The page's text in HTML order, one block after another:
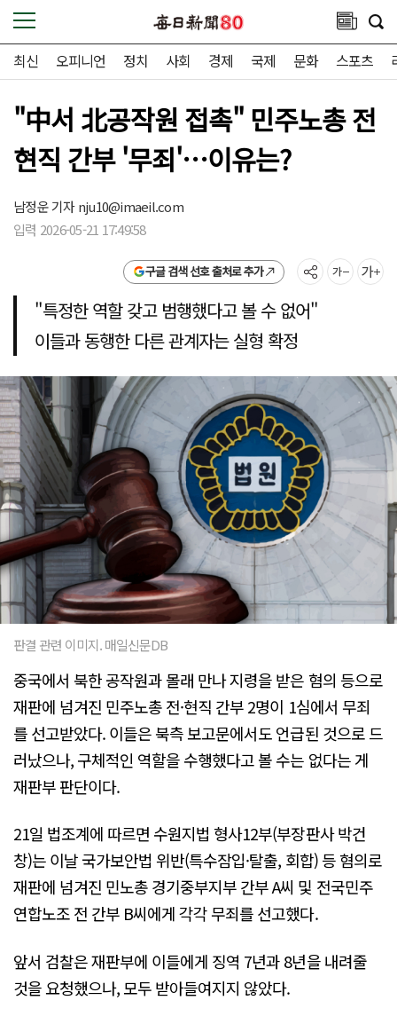
최신 오피니언 정치 사회 경제 국제 문화 스포츠
"中서 北공작원 접촉" 민주노총 전
현직 간부 '무죄'…이유는?
남정운 기자nju10@imaeil.com
입력 2026-05-21 17:49:58
구글 검색 선호 출처로 추가
"특정한 역할 갖고 범행했다고 볼 수 없어"
이들과 동행한 다른 관계자는 실형 확정
판결 관련 이미지. 매일신문DB
중국에서 북한 공작원과 몰래 만나 지령을 받은 혐의 등으로
재판에 넘겨진 민주노총 전·현직 간부 2명이 1심에서 무죄
를 선고받았다. 이들은 북측 보고문에서도 언급된 것으로 드
러났으나, 구체적인 역할을 수행했다고 볼 수는 없다는 게
재판부 판단이다.
21일 법조계에 따르면 수원지법 형사12부(부장판사 박건
창)는 이날 국가보안법 위반(특수잠입·탈출, 회합) 등 혐의로
재판에 넘겨진 민노총 경기중부지부 간부 A씨 및 전국민주
연합노조 전 간부 B씨에게 각각 무죄를 선고했다.
앞서 검찰은 재판부에 이들에게 징역 7년과 8년을 내려줄
것을 요청했으나, 모두 받아들여지지 않았다.